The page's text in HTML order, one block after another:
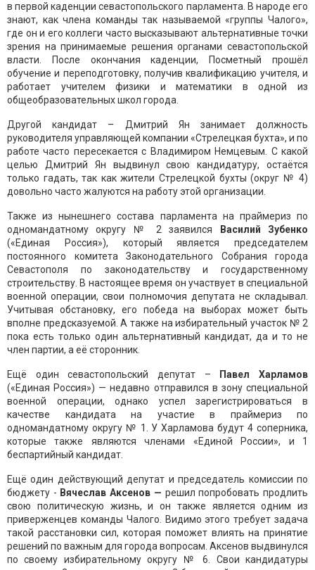
в первой каденции севастопольского парламента. В народе его
знают, как члена команды так называемой «группы Чалого»,
где он и его коллеги часто высказывают альтернативные точки
зрения на принимаемые решения органами севастопольской
власти. После окончания каденции, Посметный прошёл
обучение и переподготовку, получив квалификацию учителя, и
работает учителем физики и математики в одной из
общеобразовательных школ города.
Другой кандидат – Дмитрий Ян занимает должность
руководителя управляющей компании «Стрелецкая бухта», и по
работе часто пересекается с Владимиром Немцевым. С какой
целью Дмитрий Ян выдвинул свою кандидатуру, остаётся
только гадать, так как жители Стрелецкой бухты (округ № 4)
довольно часто жалуются на работу этой организации.
Также из нынешнего состава парламента на праймериз по
одномандатному округу № 2 заявился
Василий Зубенко
(«Единая Россия»), который является председателем
постоянного комитета Законодательного Собрания города
Севастополя по законодательству и государственному
строительству. В настоящее время он участвует в специальной
военной операции, свои полномочия депутата не складывал.
Учитывая обстановку, его победа на выборах может быть
вполне предсказуемой. А также на избирательный участок № 2
пока есть только один альтернативный кандидат, да и то не
член партии, а её сторонник.
Ещё один севастопольский депутат – Павел Харламов
(«Единая Россия») — недавно отправился в зону специальной
военной операции, однако успел зарегистрироваться в
качестве кандидата на участие в праймериз по
одномандатному округу № 1. У Харламова будут 4 соперника,
которые также являются членами «Единой России», и 1
беспартийный кандидат.
Ещё один действующий депутат и председатель комиссии по
бюджету - Вячеслав Аксенов — решил попробовать продлить
свою политическую жизнь, и он также является одним из
приверженцев команды Чалого. Видимо этого требует задача
такой расстановки сил, которая поможет влиять на принятие
решений по важным для города вопросам. Аксенов выдвинулся
по своему избирательному округу № 6. Свои кандидатуры